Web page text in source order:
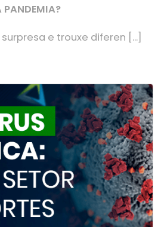
PANDEMIA?
e trouxe diferen [...]